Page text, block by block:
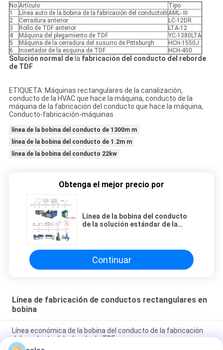
No. Artículo
Tipo
1
Línea auto de la bobina de la fabricación del conductoⅢAML- III
2
Cerradura anterior
LC-12DR
3
Rollo de TDF anterior
LTA-12
4
Máquina del plegamiento de TDF
YC-1380LTA
5
Máquina de la cerradura del susurro de Pittsburgh
HCH-1550J
6
Insertador de la esquina de TDF HCH-400
Solución normal dela fabricación del conducto del reborde
de TDF
ETIQUETA: Máquinas rectangulares de la canalización,
conducto de la HVAC que hace la máquina, conducto de la
máquina de la fabricación del conducto que hace la máquina,
Conducto-fabricación-máquinas
línea de la bobina del conducto de 1300m m
línea de la bobina del conducto de 1.2m m
línea de la bobina del conducto 22kw
Obtenga el mejor precio por
Línea de la bobina del conducto
de la solución estándar de la
Continuar
Línea de fabricación de conductos rectangulares en
bobina
Línea económica de la bobina del conducto de la fabricación
del conducto del reborde de TDF